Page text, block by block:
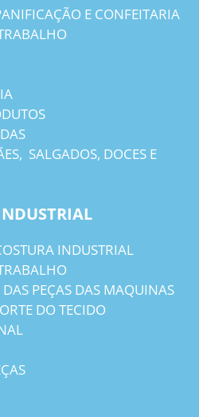
E CONFEITARIA
SALGADOS, DOCES E
INDUSTRIAL
PEÇAS DAS MAQUINAS
DO TECIDO